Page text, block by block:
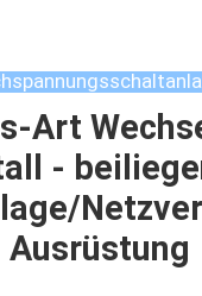
Art
-
Ausrüstung